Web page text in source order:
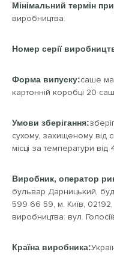
Мінімальний термін
виробництва.
Номер серії
Форма випуску:саше
картонній коробці 20
Умови зберігання:
сухому, захищеному від
місці за температури
Виробник, оператор
бульвар Дарницький,
599 66 59, м. Київ,
виробництва: вул.
Країна виробника: